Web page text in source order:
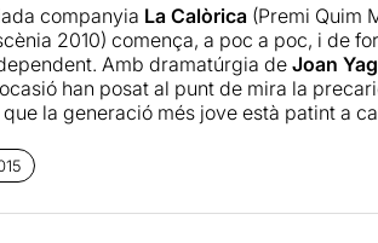
companyia La Calòrica (Premi Quim
2010) comença, a poc a poc, i de
Amb dramatúrgia de Joan
han posat al punt de mira la
la generació més jove està patint a
totes les transicions amb números
tot i les seves virtuts, és el seu
que parodien els esquetxos estan